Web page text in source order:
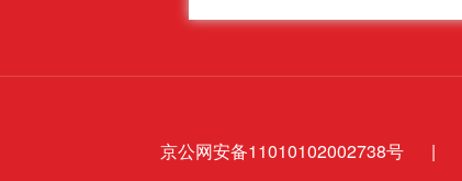
京公网安备11010102002738号 |